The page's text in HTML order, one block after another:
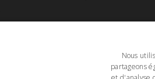
Nous
partageons